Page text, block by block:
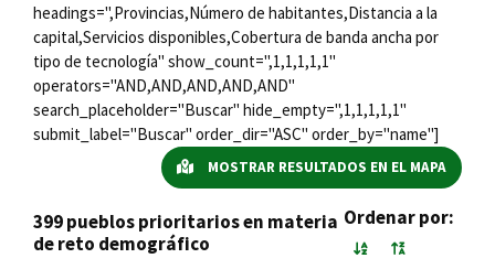
headings=",Provincias,Número de habitantes,Distancia a la
capital,Servicios disponibles,Cobertura de banda ancha por
tipo de tecnología" show_count=",1,1,1,1,1"
operators="AND,AND,AND,AND,AND"
search_placeholder="Buscar" hide_empty=",1,1,1,1,1"
submit_label="Buscar" order_dir="ASC" order_by="name"]
MOSTRAR RESULTADOS EN EL MAPA
399 pueblos prioritarios en materia
de reto demográfico
Ordenar por: